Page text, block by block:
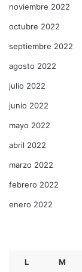
noviembre 2022
octubre 2022
septiembre 2022
agosto 2022
julio 2022
junio 2022
mayo 2022
abril 2022
marzo 2022
febrero 2022
enero 2022
L M